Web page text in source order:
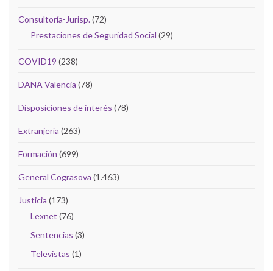
Consultoría-Jurisp.(72)
Prestaciones de Seguridad Social (29)
COVID19 (238)
DANA Valencia (78)
Disposiciones de interés (78)
Extranjería (263)
Formación (699)
General Cograsova (1.463)
Justicia (173)
Lexnet (76)
Sentencias (3)
Televistas (1)